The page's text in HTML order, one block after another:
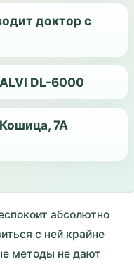
доктор с
DL-6000
7А
абсолютно
с ней крайне
методы не дают